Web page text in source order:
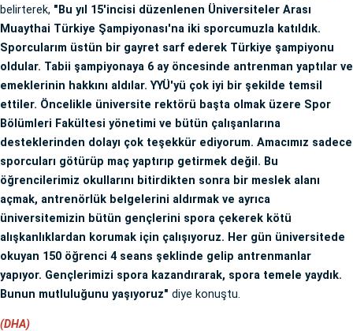
belirterek, "Bu yıl 15'incisi düzenlenen Üniversiteler Arası
Muaythai Türkiye Şampiyonası'na iki sporcumuzla katıldık.
Sporcularım üstün bir gayret sarf ederek Türkiye şampiyonu
oldular. Tabii şampiyonaya 6 ay öncesinde antrenman yaptılar ve
emeklerinin hakkını aldılar. YYÜ'yü çok iyi bir şekilde temsil
ettiler. Öncelikle üniversite rektörü başta olmak üzere Spor
Bölümleri Fakültesi yönetimi ve bütün çalışanlarına
desteklerinden dolayı çok teşekkür ediyorum. Amacımız sadece
sporcuları götürüp maç yaptırıp getirmek değil. Bu
öğrencilerimiz okullarını bitirdikten sonra bir meslek alanı
açmak, antrenörlük belgelerini aldırmak ve ayrıca
üniversitemizin bütün gençlerini spora çekerek kötü
alışkanlıklardan korumak için çalışıyoruz. Her gün üniversitede
okuyan 150 öğrenci 4 seans şeklinde gelip antrenmanlar
yapıyor. Gençlerimizi spora kazandırarak, spora temele yaydık.
Bunun mutluluğunu yaşıyoruz" diye konuştu.
(DHA)